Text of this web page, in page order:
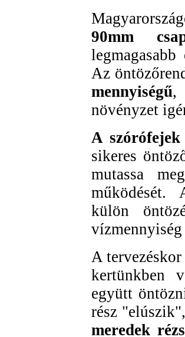
90mm
Az
mennyiségű,
növényzet
A szórófejek
sikeres
mutassa
működését.
külön
A
kertünkben
együtt
rész
meredek